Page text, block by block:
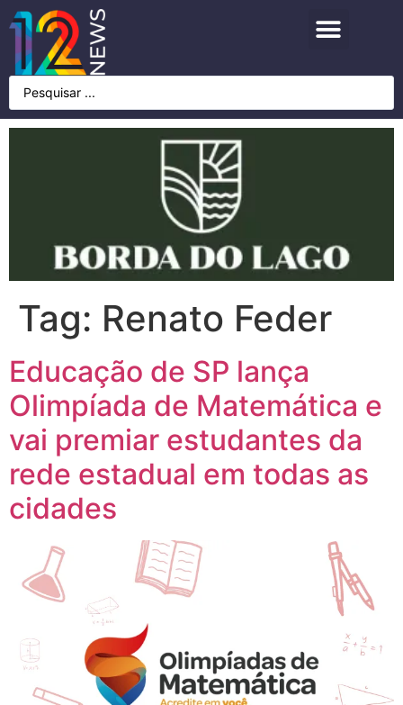
Tag: Renato Feder
Educação de SP lança
Olimpíada de Matemática e
vai premiar estudantes da
rede estadual em todas as
cidades